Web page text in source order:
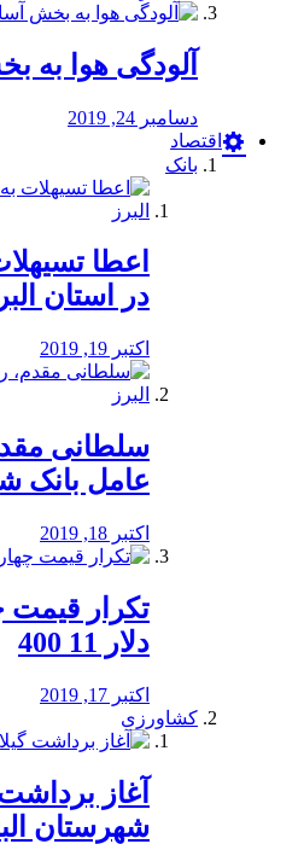
آلودگی هوا
دسامبر 24, 2019
اقتصاد
بانک
️اعطا
در استان
اکتبر 19, 2019
سلطانی
عامل بانک
اکتبر 18, 2019
تکرار
دلار 11 400
اکتبر 17, 2019
کشاورزی
آغاز
شهرستان